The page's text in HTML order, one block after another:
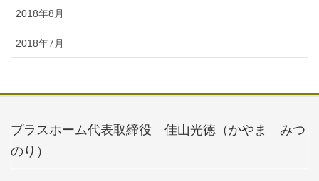
2018年8月
2018年7月
プラスホーム代表取締役 佳山光徳（かやま みつ
のり）